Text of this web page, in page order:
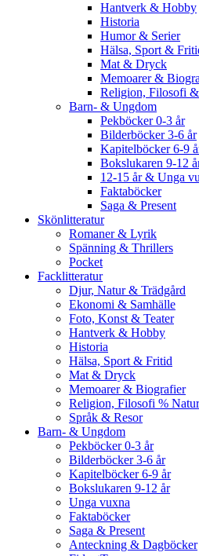
Hantverk & Hobby
Historia
Humor & Serier
Hälsa, Sport &
Mat & Dryck
Memoarer &
Religion, Filosofi
Barn- & Ungdom
Pekböcker 0-3 år
Bilderböcker 3-6 år
Kapitelböcker 6-9
Bokslukaren 9-12
12-15 år & Unga
Faktaböcker
Saga & Present
Skönlitteratur
Romaner & Lyrik
Spänning & Thrillers
Pocket
Facklitteratur
Djur, Natur & Trädgård
Ekonomi & Samhälle
Foto, Konst & Teater
Hantverk & Hobby
Historia
Hälsa, Sport & Fritid
Mat & Dryck
Memoarer & Biografier
Religion, Filosofi %
Språk & Resor
Barn- & Ungdom
Pekböcker 0-3 år
Bilderböcker 3-6 år
Kapitelböcker 6-9 år
Bokslukaren 9-12 år
Unga vuxna
Faktaböcker
Saga & Present
Anteckning & Dagböcker